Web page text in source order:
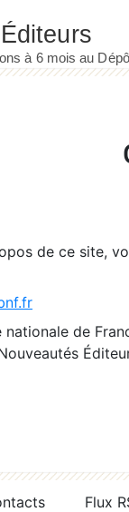
de ce site,
nationale de
Flux